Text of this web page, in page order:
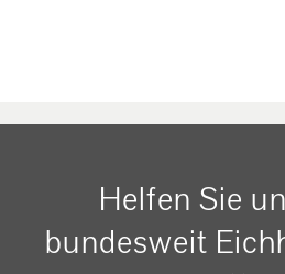
Helfen Sie
bundesweit